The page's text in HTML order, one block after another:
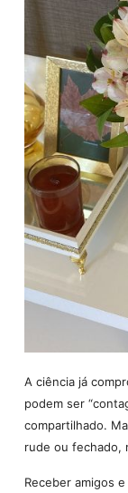
A ciência já
podem ser
compartilhado.
rude ou fechado,
Receber amigos